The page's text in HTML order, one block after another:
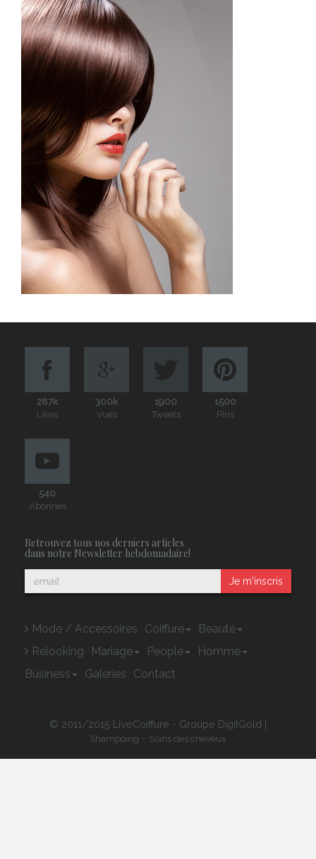
287k
Likes
300k
Vues
1900
Tweets
1500
Pins
540
Abonnés
Retrouvez tous nos derniers articles
dans notre Newsletter hebdomadaire!
Je m'inscris
Mode / Accessoires Coiffure
Beauté
Relooking
Mariage People
Homme
Business
Galeries Contact
© 2011/2015 LiveCoiffure - Groupe DigitGold |
Shampoing - Soins des cheveux